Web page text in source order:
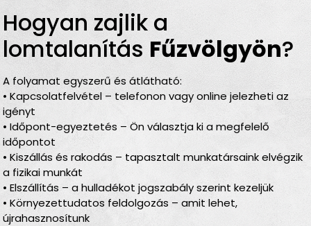
Hogyan zajlik a
lomtalanítás Fűzvölgyön?
A folyamat egyszerű és átlátható:
• Kapcsolatfelvétel – telefonon vagy online jelezheti az
igényt
• Időpont-egyeztetés – Ön választja ki a megfelelő
időpontot
• Kiszállás és rakodás – tapasztalt munkatársaink elvégzik
a fizikai munkát
• Elszállítás – a hulladékot jogszabály szerint kezeljük
• Környezettudatos feldolgozás – amit lehet,
újrahasznosítunk